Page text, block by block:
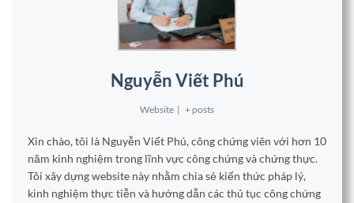
Nguyễn Viết Phú
Website | + posts
Xin chào, tôi là Nguyễn Viết Phú, công chứng viên với hơn 10
năm kinh nghiệm trong lĩnh vực công chứng và chứng thực.
Tôi xây dựng website này nhằm chia sẻ kiến thức pháp lý,
kinh nghiệm thực tiễn và hướng dẫn các thủ tục công chứng